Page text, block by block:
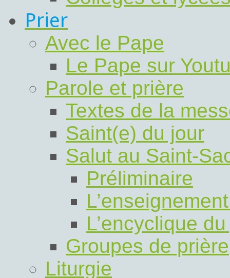
Prier
Avec le Pape
Le Pape sur
Parole et prière
Textes de la
Saint(e) du jour
Salut au Saint-
Préliminaire
L’encyclique
Groupes de prière
Liturgie